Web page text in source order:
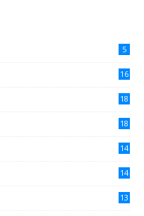
5
16
18
18
14
14
13